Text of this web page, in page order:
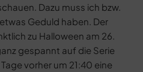
Dazu muss ich bzw.
Geduld haben. Der
zu Halloween am 26.
gespannt auf die Serie
vorher um 21:40 eine